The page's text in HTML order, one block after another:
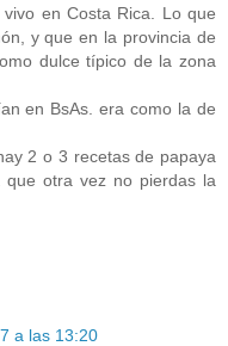
en Costa Rica. Lo que
y que en la provincia de
dulce típico de la zona
en BsAs. era como la de
2 o 3 recetas de papaya
otra vez no pierdas la
a las 13:20